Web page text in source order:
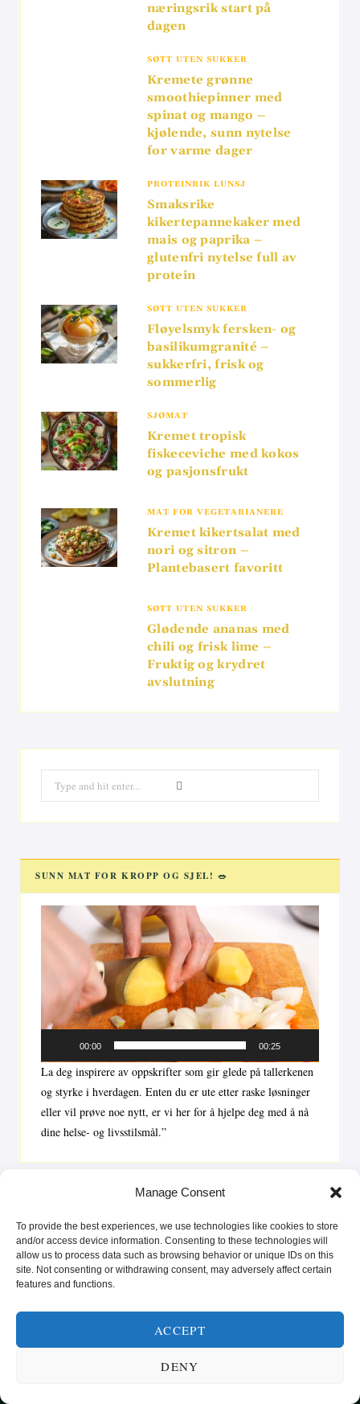
Manage Consent
To provide the best experiences, we use technologies like cookies to store
and/or access device information. Consenting to these technologies will
allow us to process data such as browsing behavior or unique IDs on this
site. Not consenting or withdrawing consent, may adversely affect certain
features and functions.
ACCEPT
DENY
næringsrik start på
dagen
SØTT UTEN SUKKER
Kremete grønne
smoothiepinner med
spinat og mango –
kjølende, sunn nytelse
for varme dager
PROTEINRIK LUNSJ
Smaksrike
kikertepannekaker med
mais og paprika –
glutenfri nytelse full av
protein
SØTT UTEN SUKKER
Fløyelsmyk fersken- og
basilikumgranité –
sukkerfri, frisk og
sommerlig
SJØMAT
Kremet tropisk
fiskeceviche med kokos
og pasjonsfrukt
MAT FOR VEGETARIANERE
Kremet kikertsalat med
nori og sitron –
Plantebasert favoritt
SØTT UTEN SUKKER
Glødende ananas med
chili og frisk lime –
Fruktig og krydret
avslutning
for:
SUNN MAT FOR KROPP OG SJEL! 🥗
Videoavspiller
00:00 00:25
La deg inspirere av oppskrifter som gir glede på tallerkenen
og styrke i hverdagen. Enten du er ute etter raske løsninger
eller vil prøve noe nytt, er vi her for å hjelpe deg med å nå
dine helse- og livsstilsmål.”
SUNN MAT FRA HELE VERDEN